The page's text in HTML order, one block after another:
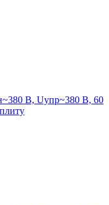
В, Uупр~380 В, 60